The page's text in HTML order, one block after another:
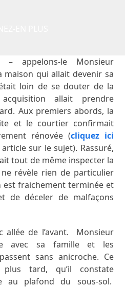
appelons-le Monsieur
maison qui allait devenir sa
loin de se douter de la
allait prendre
Aux premiers abords, la
et le courtier confirmait
rénovée (cliquez ici
sur le sujet). Rassuré,
tout de même inspecter la
révèle rien de particulier
fraichement terminée et
de déceler de malfaçons
allée de l’avant. Monsieur
avec sa famille et les
sans anicroche. Ce
tard, qu’il constate
au plafond du sous-sol.